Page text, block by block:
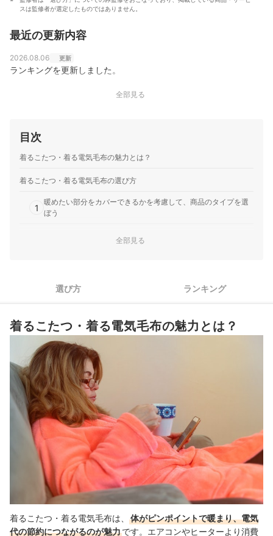
スは監修者が選定したものではありません。
最近の更新内容
2026.08.06 更新
ランキングを更新しました。
全部見る
目次
着るこたつ・着る電気毛布の魅力とは？
着るこたつ・着る電気毛布の選び方
1
暖めたい部分をカバーできるかを考慮して、商品のタイプを選
ぼう
肌触り？お手入れのしやすさ？重視するポイントに合わせて素
材を選んで
5 使い勝手を左右するプラスαの機能にも注目しよう
6 洗濯機で丸洗いできるものなら、衛生的に使える
着るこたつ・着る電気毛布全27商品おすすめ人気ランキング
着るこたつ・着る電気毛布の使用上の注意点は？
着るこたつ・着る電気毛布のお手入れ方法は？
足元を暖めるならルームシューズ・ルームソックスもおすすめ
着るこたつ・着る電気毛布の売れ筋ランキングもチェック！
全部見る
選び方 ランキング
着るこたつ・着る電気毛布の魅力とは？
着るこたつ・着る電気毛布は、
体がピンポイントで暖まり、電気
代の節約につながるのが魅力です。エアコンやヒーターより消費